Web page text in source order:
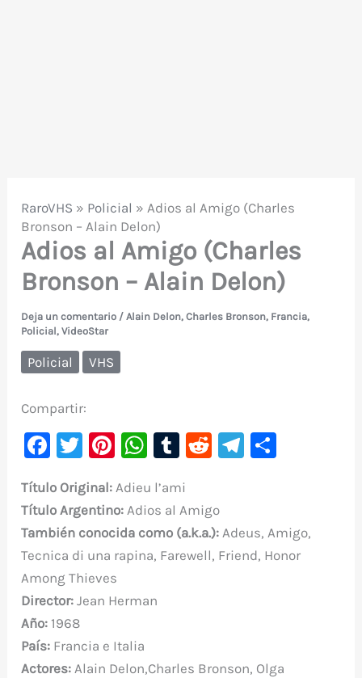
RaroVHS » Policial » Adios al Amigo (Charles
Bronson – Alain Delon)
Adios al Amigo (Charles
Bronson – Alain Delon)
Deja un comentario /Alain Delon,Charles Bronson, Francia,
Policial,VideoStar
Policial VHS
Compartir:
F
c
e
b
o
o
k
T
it
te
r
Pi
er
e
st
W
at
s
A
p
T
m
bl
r
R
di
t
Te
a
m
p
ar
Título Original: Adieu l’ami
Título Argentino:Adios al Amigo
También conocida como (a.k.a.): Adeus, Amigo,
Tecnica di una rapina, Farewell, Friend, Honor
Among Thieves
Director: Jean Herman
Año: 1968
País: Francia e Italia
Actores: Alain Delon,Charles Bronson, Olga